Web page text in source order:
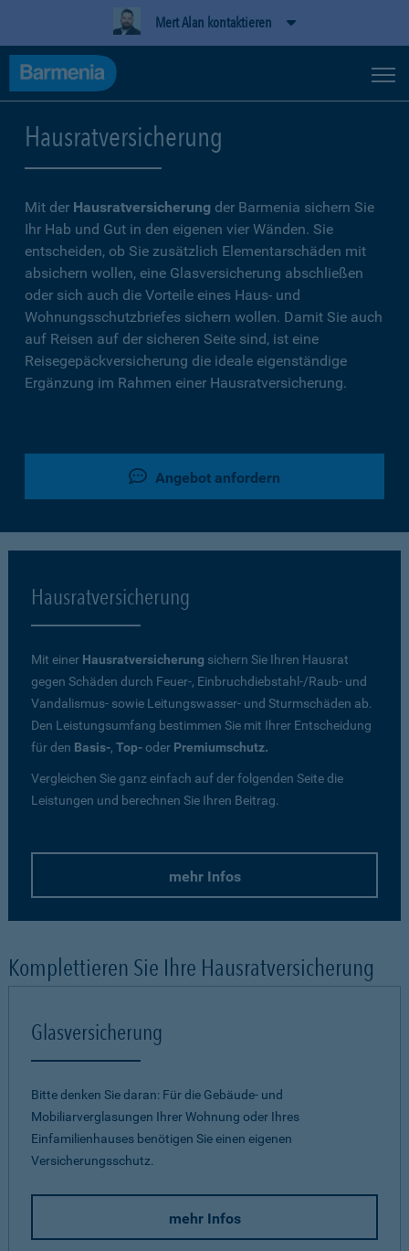
Mert Alan kontaktieren
Hausratversicherung
Mit der Hausratversicherung der Barmenia sichern Sie
Ihr Hab und Gut in den eigenen vier Wänden. Sie
entscheiden, ob Sie zusätzlich Elementarschäden mit
absichern wollen, eine Glasversicherung abschließen
oder sich auch die Vorteile eines Haus- und
Wohnungsschutzbriefes sichern wollen. Damit Sie auch
auf Reisen auf der sicheren Seite sind, ist eine
Reisegepäckversicherung die ideale eigenständige
Ergänzung im Rahmen einer Hausratversicherung.
Angebot anfordern
Hausratversicherung
Mit einer Hausratversicherung sichern Sie Ihren Hausrat
gegen Schäden durch Feuer-, Einbruchdiebstahl-/Raub- und
Vandalismus- sowie Leitungswasser- und Sturmschäden ab.
Den Leistungsumfang bestimmen Sie mit Ihrer Entscheidung
für den Basis-, Top-oder Premiumschutz.
Vergleichen Sie ganz einfach auf der folgenden Seite die
Leistungen und berechnen Sie Ihren Beitrag.
mehr Infos
Komplettieren Sie Ihre Hausratversicherung
Glasversicherung
Bitte denken Sie daran: Für die Gebäude- und
Mobiliarverglasungen Ihrer Wohnung oder Ihres
Einfamilienhauses benötigen Sie einen eigenen
Versicherungsschutz.
mehr Infos